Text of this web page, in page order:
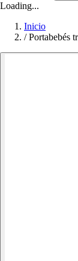
Loading...
Inicio
/ Portabebés